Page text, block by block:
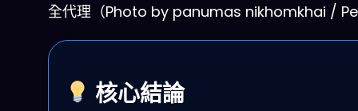
全代理（Photo by panumas nikhomkhai /
核心結論